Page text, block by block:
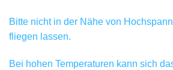
Bitte nicht in der Nähe von
fliegen lassen.
Bei hohen Temperaturen kann sich